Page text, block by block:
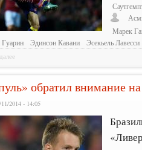
Марек
Эдинсон Кавани Эсекьель Лавесси
обратил внимание
2014 - 14:05